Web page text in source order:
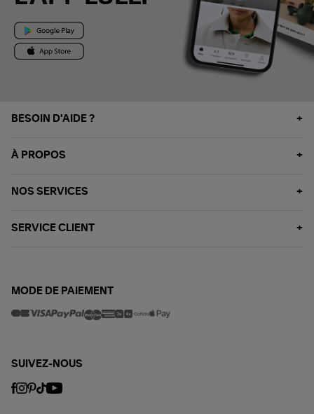
BESOIN D'AIDE ?
À PROPOS
NOS SERVICES
SERVICE CLIENT
MODE DE PAIEMENT
SUIVEZ-NOUS